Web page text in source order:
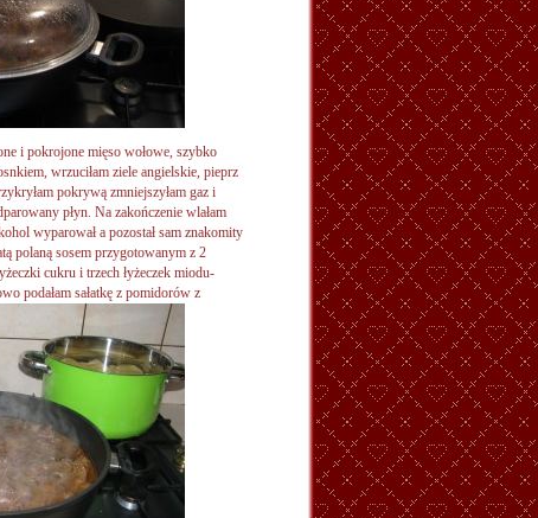
i pokrojone mięso wołowe, szybko
wrzuciłam ziele angielskie, pieprz
pokrywą zmniejszyłam gaz i
płyn. Na zakończenie wlałam
wyparował a pozostał sam znakomity
polaną sosem przygotowanym z 2
cukru i trzech łyżeczek miodu-
podałam sałatkę z pomidorów z